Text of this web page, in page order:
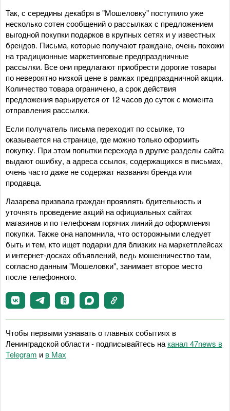
Так, с середины декабря в "Мошеловку" поступило уже
несколько сотен сообщений о рассылках с предложением
выгодной покупки подарков в крупных сетях и у известных
брендов. Письма, которые получают граждане, очень похожи
на традиционные маркетинговые предпраздничные
рассылки. Все они предлагают приобрести дорогие товары
по невероятно низкой цене в рамках предпраздничной акции.
Количество товара ограничено, а срок действия
предложения варьируется от 12 часов до суток с момента
отправления рассылки.
Если получатель письма переходит по ссылке, то
оказывается на странице, где можно только оформить
покупку. При этом попытки перехода в другие разделы сайта
выдают ошибку, а адреса ссылок, содержащихся в письмах,
очень часто даже не содержат названия бренда или
продавца.
Лазарева призвала граждан проявлять бдительность и
уточнять проведение акций на официальных сайтах
магазинов и по телефонам горячих линий до оформления
покупки. Также она напомнила, что осторожными следует
быть и тем, кто ищет подарки для близких на маркетплейсах
и интернет-досках объявлений, ведь мошенничество там,
согласно данным "Мошеловки", занимает второе место
после телефонного.
Чтобы первыми узнавать о главных событиях в
Ленинградской области - подписывайтесь на канал 47news в
Telegram и в Maх